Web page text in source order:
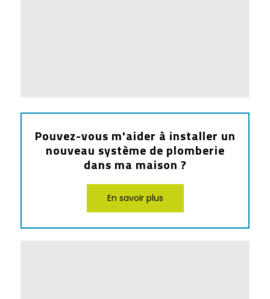
Pouvez-vous m'aider à installer un
nouveau système de plomberie
dans ma maison ?
En savoir plus